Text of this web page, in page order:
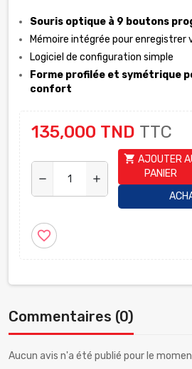
Souris optique à 9 boutons
Mémoire intégrée pour enregistrer
Logiciel de configuration simple
Forme profilée et symétrique
confort
135,000 TND TTC
remove add
shopping_cart AJOUTER
PANIER
favorite_border
Commentaires (0)
Aucun avis n'a été publié pour le